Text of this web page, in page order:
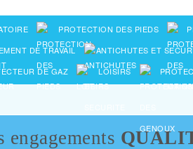
PROTECTION DES PIEDS
DE TRAVAIL ANTICHUTES ET
DE GAZ LOISIRS
engagements